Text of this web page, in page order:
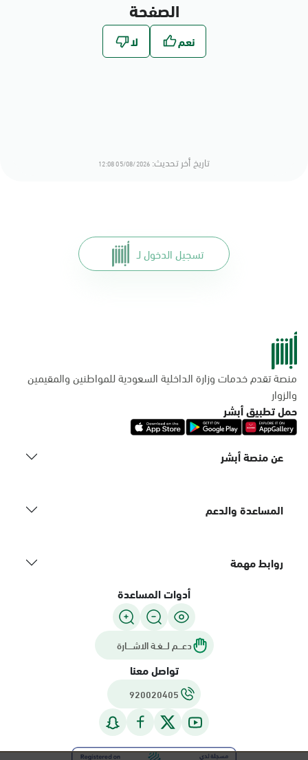
الصفحة
تاريخ أخر تحديث: 05/08/2026 12:08
تسجيل الدخول لـ
منصة تقدم خدمات وزارة الداخلية السعودية للمواطنين والمقيمين
والزوار
حمل تطبيق أبشر
عن منصة أبشر
المساعدة والدعم
روابط مهمة
أدوات المساعدة
دعـــم لـــغـة الاشــــارة
تواصل معنا
920020405